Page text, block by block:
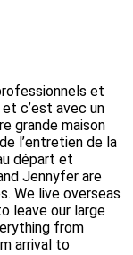
et
c’est avec un
grande maison
l’entretien de la
départ et
Jennyfer are
We live overseas
leave our large
from
arrival to